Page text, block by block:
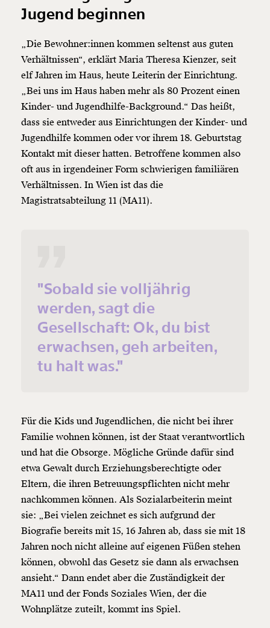
Jugend beginnen
„Die Bewohner:innen kommen seltenst aus guten
Verhältnissen“, erklärt Maria Theresa Kienzer, seit
elf Jahren im Haus, heute Leiterin der Einrichtung.
„Bei uns im Haus haben mehr als 80 Prozent einen
Kinder- und Jugendhilfe-Background.“ Das heißt,
dass sie entweder aus Einrichtungen der Kinder- und
Jugendhilfe kommen oder vor ihrem 18. Geburtstag
Kontakt mit dieser hatten. Betroffene kommen also
oft aus in irgendeiner Form schwierigen familiären
Verhältnissen. In Wien ist das die
Magistratsabteilung 11 (MA11).
"Sobald sie volljährig
werden, sagt die
Gesellschaft: Ok, du bist
erwachsen, geh arbeiten,
tu halt was."
Für die Kids und Jugendlichen, die nicht bei ihrer
Familie wohnen können, ist der Staat verantwortlich
und hat die Obsorge. Mögliche Gründe dafür sind
etwa Gewalt durch Erziehungsberechtigte oder
Eltern, die ihren Betreuungspflichten nicht mehr
nachkommen können. Als Sozialarbeiterin meint
sie: „Bei vielen zeichnet es sich aufgrund der
Biografie bereits mit 15, 16 Jahren ab, dass sie mit 18
Jahren noch nicht alleine auf eigenen Füßen stehen
können, obwohl das Gesetz sie dann als erwachsen
ansieht.“ Dann endet aber die Zuständigkeit der
MA11 und der Fonds Soziales Wien, der die
Wohnplätze zuteilt, kommt ins Spiel.